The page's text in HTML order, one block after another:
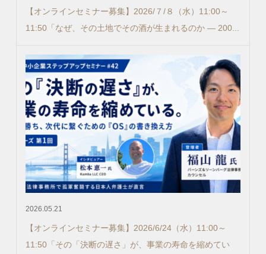
【オンラインセミナー募集】2026/７/８（水）11:00～
11:50「なぜ、その土地でその酒が生まれるのか ― 200...
2026.05.21
【オンラインセミナー募集】2026/6/24（水）11:00～
11:50「その「決断の遅さ」が、事業の寿命を縮めてい